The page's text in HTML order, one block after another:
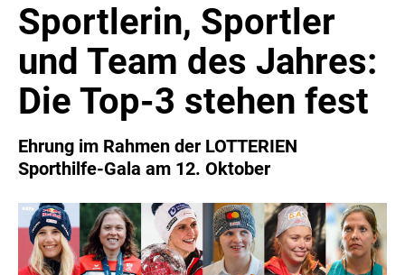
COCA-COLA
COCA-COLA HBC ÖSTERREICH
RÖMERQUELLE
ÖSTERREICHISCHE SPORTHILFE
BARFLY'S CLUB
SPORTS MEDIA AUSTRIA
CULINARIUS
RECYCLEMICH-INITIATIVE
VIER HOCH VIER
Sportlerin, Sportler
und Team des Jahres:
Die Top-3 stehen fest
Ehrung im Rahmen der LOTTERIEN
Sporthilfe-Gala am 12. Oktober